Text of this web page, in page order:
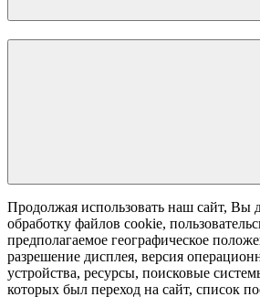
Продолжая использовать наш сайт, Вы
обработку файлов cookie,
предполагаемое географическое
разрешение дисплея, версия
устройства, ресурсы, поисковые
которых был переход на сайт, список